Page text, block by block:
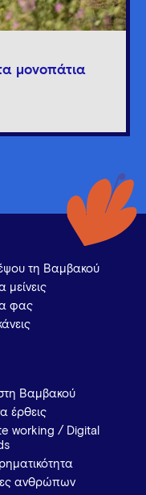
μονοπάτια
τη Βαμβακού
μείνεις
φας
Βαμβακού
έρθεις
working / Digital
ανθρώπων